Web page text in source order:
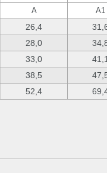
A A1
26,4
28,0
33,0
38,5
52,4